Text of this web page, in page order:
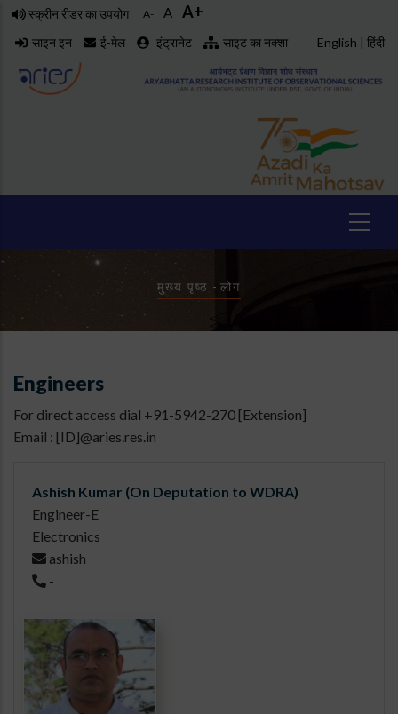
Skip
content
स्क्रीन रीडर का उपयोग A- A A+
साइन इन ई-मेल इंट्रानेट साइट का नक्शा English | हिंदी
Breadcrumb
मुख्य पृष्ठ - लोग
Engineers
For direct access dial +91-5942-270 [Extension]
Email : [ID]@aries.res.in
Ashish Kumar (On Deputation to WDRA)
Engineer-E
Electronics
ashish
-